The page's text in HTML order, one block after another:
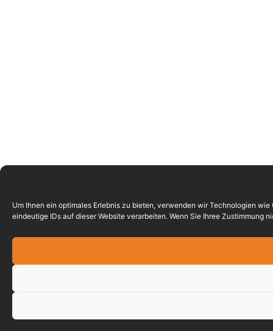
Um Ihnen ein optimales Erlebnis zu bieten, verwenden wir Technologien
eindeutige IDs auf dieser Website verarbeiten. Wenn Sie Ihree